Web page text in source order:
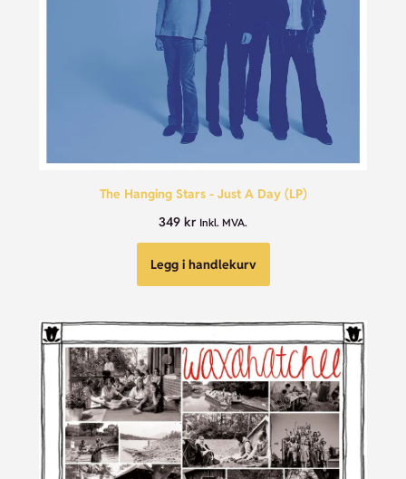
The Hanging Stars - Just A Day (LP)
349 kr Inkl. MVA.
Legg i handlekurv